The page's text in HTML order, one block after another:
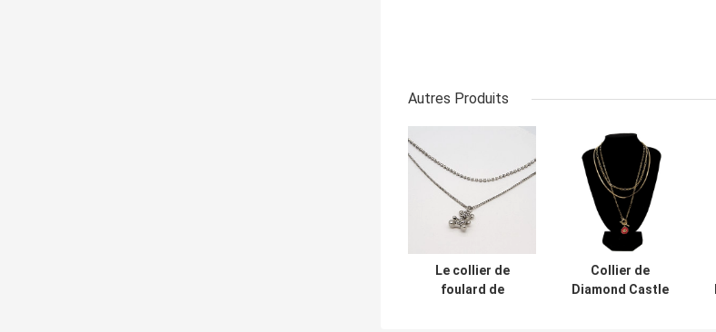
Autres Produits
Le collier de
foulard de
Collier de
Diamond Castle